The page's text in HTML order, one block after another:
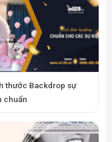
thước Backdrop sự
chuẩn